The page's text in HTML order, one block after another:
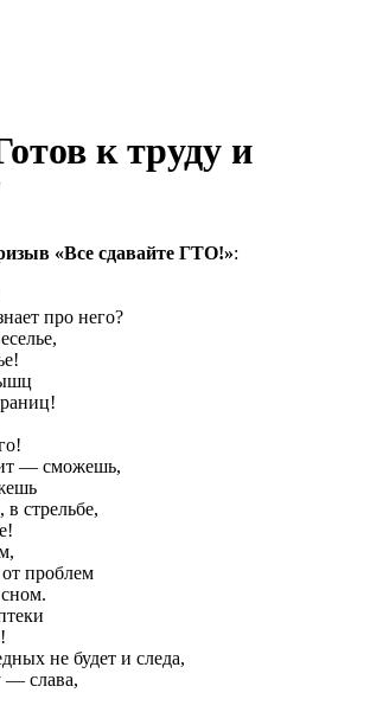
к труду и
«Все сдавайте ГТО!»:
про него?
— сможешь,
стрельбе,
проблем
не будет и следа,
— слава,